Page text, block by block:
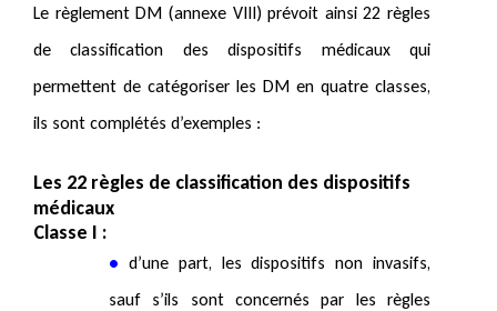
Le règlement DM (annexe VIII) prévoit ainsi 22 règles
de classification des dispositifs médicaux qui
permettent de catégoriser les DM en quatre classes,
ils sont complétés d’exemples :
Les 22 règles de classification des dispositifs
médicaux
Classe I :
• d’une part, les dispositifs non invasifs,
sauf s’ils sont concernéspar les règles